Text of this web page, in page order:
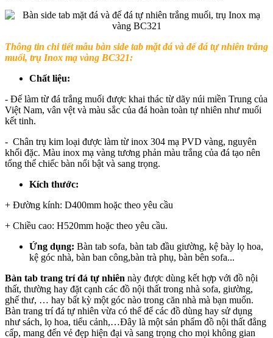
Thông tin chi tiết mẫu bàn side tab mặt đá và đế đá tự nhiên trắng
muối, trụ Inox mạ vàng BC321:
Chất liệu:
- Đế làm từ đá trắng muối được khai thác từ dãy núi miền Trung của
Việt Nam, vân vệt và màu sắc của đá hoàn toàn tự nhiên như muối
kết tinh.
- Chân trụ kim loại được làm từ inox 304 mạ PVD vàng, nguyên
khối đặc. Màu inox mạ vàng tương phản màu trắng của đá tạo nên
tổng thể chiếc bàn nổi bật và sang trọng.
Kích thước:
+ Đường kính: D400mm hoặc theo yêu cầu
+ Chiều cao: H520mm hoặc theo yêu cầu.
Ứng dụng: Bàn tab sofa, bàn tab đầu giường, kệ bày lọ hoa,
kệ góc nhà, bàn ban công,bàn trà phụ, bàn bên sofa...
Bàn tab trang trí đá tự nhiên này được dùng kết hợp với đồ nội
thất, thường hay đặt cạnh các đồ nội thất trong nhà sofa, giường,
ghế thư, … hay bất kỳ một góc nào trong căn nhà mà bạn muốn.
Bàn trang trí đá tự nhiên vừa có thể để các đồ dùng hay sử dụng
như sách, lọ hoa, tiểu cảnh,…Đây là một sản phẩm đồ nội thất đẳng
cấp, mang đến vẻ đẹp hiện đại và sang trọng cho mọi không gian